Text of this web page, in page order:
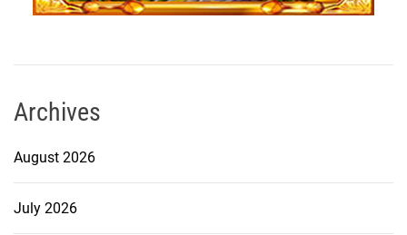
Archives
August 2026
July 2026